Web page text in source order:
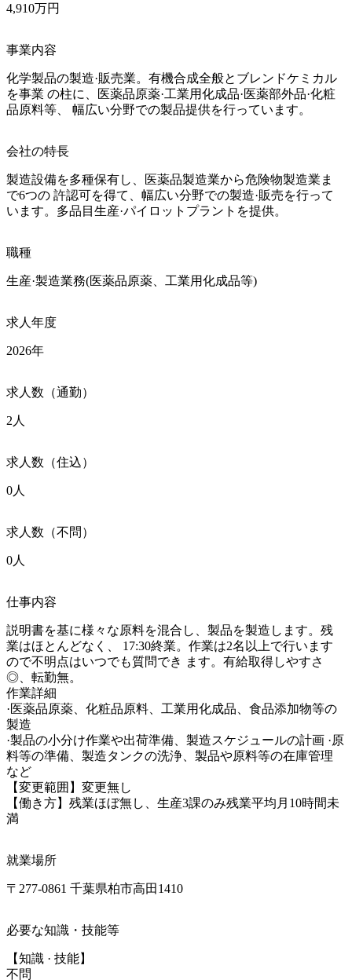
4,910万円
事業内容
化学製品の製造·販売業。有機合成全般とブレンドケミカル
を事業 の柱に、医薬品原薬·工業用化成品·医薬部外品·化粧
品原料等、 幅広い分野での製品提供を行っています。
会社の特長
製造設備を多種保有し、医薬品製造業から危険物製造業ま
で6つの 許認可を得て、幅広い分野での製造·販売を行って
います。多品目生産·パイロットプラントを提供。
職種
生産·製造業務(医薬品原薬、工業用化成品等)
求人年度
2026年
求人数（通勤）
2人
求人数（住込）
0人
求人数（不問）
0人
仕事内容
説明書を基に様々な原料を混合し、製品を製造します。残
業はほとんどなく、 17:30終業。作業は2名以上で行います
ので不明点はいつでも質問でき ます。有給取得しやすさ
◎、転勤無。
作業詳細
·医薬品原薬、化粧品原料、工業用化成品、食品添加物等の
製造
·製品の小分け作業や出荷準備、製造スケジュールの計画 ·原
料等の準備、製造タンクの洗浄、製品や原料等の在庫管理
など
【変更範囲】変更無し
【働き方】残業ほぼ無し、生産3課のみ残業平均月10時間未
満
就業場所
〒277-0861 千葉県柏市高田1410
必要な知識・技能等
【知識 · 技能】
不問